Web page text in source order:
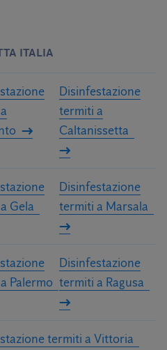
ITALIA
Disinfestazione
termiti a
Caltanissetta
Gela
Disinfestazione
termiti a Marsala
Palermo
Disinfestazione
termiti a Ragusa
termiti a Vittoria